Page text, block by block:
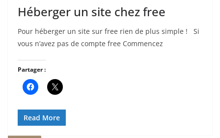
Héberger un site chez free
Pour héberger un site sur free rien de plus simple ! Si
vous n’avez pas de compte free Commencez
Partager :
Read More